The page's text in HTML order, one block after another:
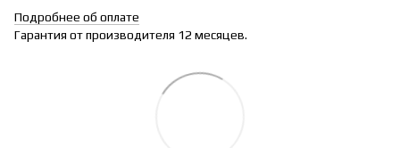
Подробнее об оплате
Гарантия от производителя 12 месяцев.